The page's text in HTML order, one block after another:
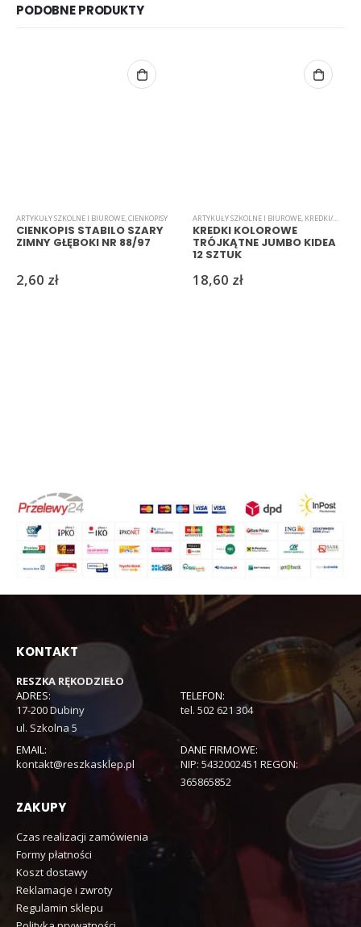
PODOBNE PRODUKTY
ARTYKUŁY SZKOLNE I BIUROWE,CIENKOPISY
CIENKOPIS STABILO SZARY
ZIMNY GŁĘBOKI NR 88/97
2,60 zł
ARTYKUŁY SZKOLNE I BIUROWE, KREDKI/MARKERY/PISAKI
KREDKI KOLOROWE
TRÓJKĄTNE JUMBO KIDEA
12 SZTUK
18,60 zł
KONTAKT
RESZKA RĘKODZIEŁO
ADRES:
17-200 Dubiny
ul. Szkolna 5
TELEFON:
tel. 502 621 304
EMAIL:
kontakt@reszkasklep.pl
DANE FIRMOWE:
NIP: 5432002451 REGON:
365865852
ZAKUPY
Czas realizacji zamówienia
Formy płatności
Koszt dostawy
Reklamacje i zwroty
Regulamin sklepu